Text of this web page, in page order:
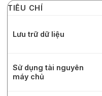
TIÊU CHÍ
Lưu trữ dữ liệu
Sử dụng tài nguyên
máy chủ